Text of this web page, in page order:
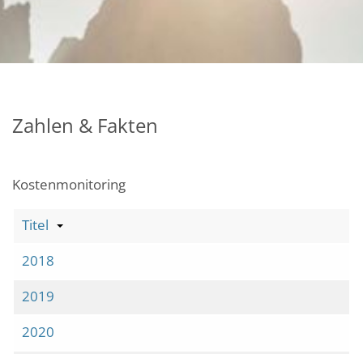
Zahlen & Fakten
Kostenmonitoring
Titel
2018
2019
2020